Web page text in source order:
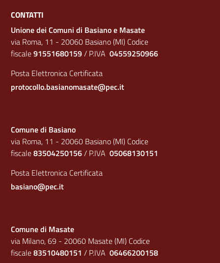
CONTATTI
Unione dei Comuni di Basiano e Masate
via Roma, 11 - 20060 Basiano (MI) Codice
fiscale91551680159/ P.IVA 04559250966
Posta Elettronica Certificata
protocollo.basianomasate@pec.it
Comune di Basiano
via Roma, 11 - 20060 Basiano (MI) Codice
fiscale83504250156/ P.IVA 05068130151
Posta Elettronica Certificata
basiano@pec.it
Comune di Masate
via Milano, 69 - 20060 Masate (MI) Codice
fiscale83510480151 / P.IVA 06466200158